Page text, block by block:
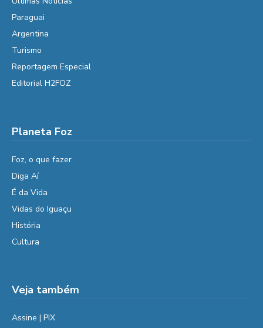
Paraguai
Argentina
Turismo
Reportagem Especial
Editorial H2FOZ
Planeta Foz
Foz, o que fazer
Diga Aí
É da Vida
Vidas do Iguaçu
História
Cultura
Veja também
Assine | PIX